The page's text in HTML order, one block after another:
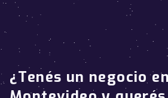
¿Tenés un negocio en